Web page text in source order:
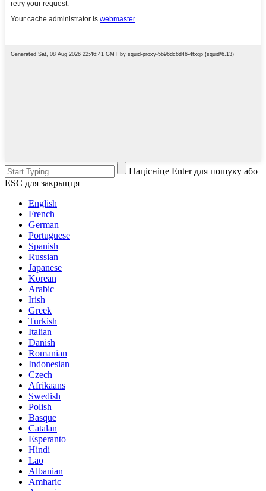
Націсніце Enter для пошуку або
ESC для закрыцця
English
French
German
Portuguese
Spanish
Russian
Japanese
Korean
Arabic
Irish
Greek
Turkish
Italian
Danish
Romanian
Indonesian
Czech
Afrikaans
Swedish
Polish
Basque
Catalan
Esperanto
Hindi
Lao
Albanian
Amharic